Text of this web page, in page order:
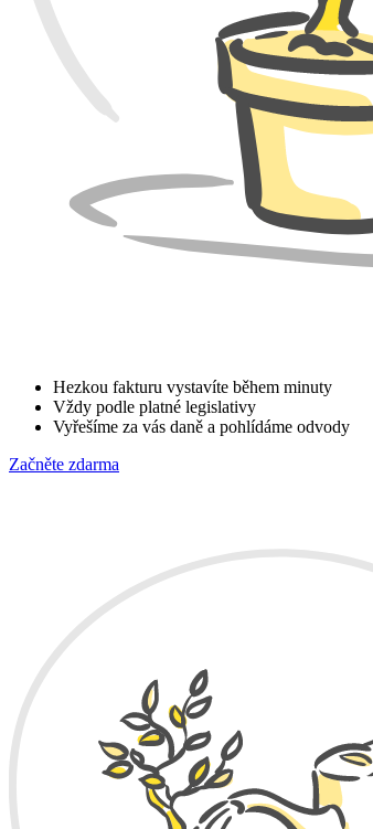
Hezkou fakturu vystavíte během minuty
Vždy podle platné legislativy
Vyřešíme za vás daně a pohlídáme odvody
Začněte zdarma